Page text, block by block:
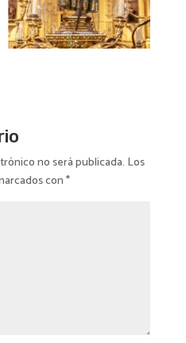
no será publicada. Los
con*